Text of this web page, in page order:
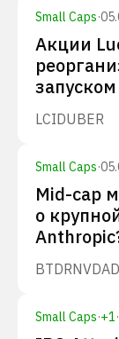
Small Caps·
Акции
LCIDUBER
Small Caps·
Mid-cap
о
BTDRNVDA
Small Caps·+1·